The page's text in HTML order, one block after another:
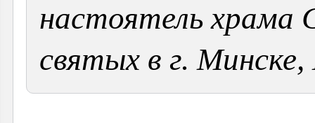
настоятель храма
святых в г. Минске,